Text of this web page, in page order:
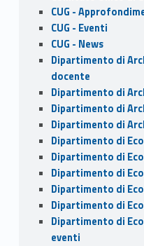
CUG -
CUG - Eventi
CUG - News
Dipartimento di
docente
Dipartimento di
Dipartimento di
Dipartimento di
Dipartimento di
Dipartimento di
Dipartimento di
Dipartimento di
Dipartimento di
Dipartimento di
eventi